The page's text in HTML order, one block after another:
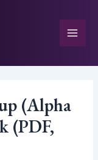
(Alpha
(PDF,